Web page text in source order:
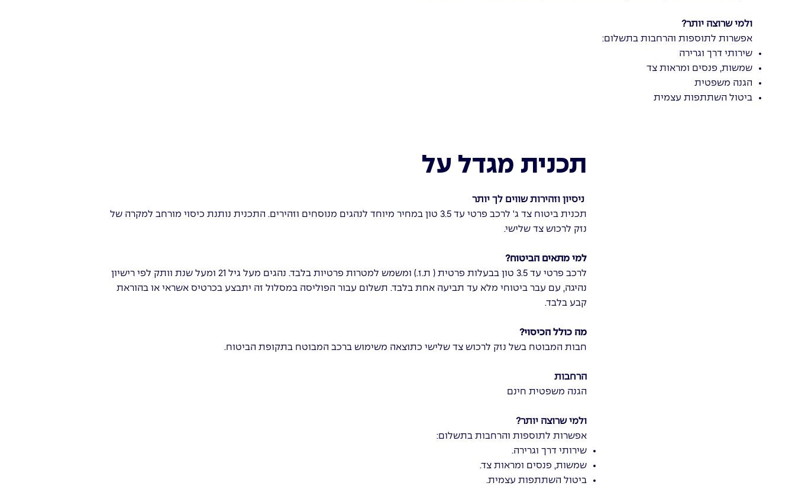
ולמי שרוצה יותר?
אפשרות לתוספות והרחבות בתשלום:
שירותי דרך וגרירה
שמשות, פנסים ומראות צד
הגנה משפטית
ביטול השתתפות עצמית
תכנית מגדל על
ניסיון וזהירות שווים לך יותר
תכנית ביטוח צד ג' לרכב פרטי עד 3.5 טון במחיר מיוחד לנהגים מנוסחים וזהירים. התכנית נותנת כיסוי מורחב למקרה של
נזק לרכוש צד שלישי.
למי מתאים הביטוח?
לרכב פרטי עד 3.5 טון בבעלות פרטית ( ת.ז.) ומשמש למטרות פרטיות בלבד. נהגים מעל גיל 21 ומעל שנת וותק לפי רישיון
נהיגה, עם עבר ביטוחי מלא עד תביעה אחת בלבד. תשלום עבור הפוליסה במסלול זה יתבצע בכרטיס אשראי או בהוראת
קבע בלבד.
מה כולל הכיסוי?
חבות המבוטח בשל נזק לרכוש צד שלישי כתוצאה משימוש ברכב המבוטח בתקופת הביטוח.
הרחבות
הגנה משפטית חינם
ולמי שרוצה יותר?
אפשרות לתוספות והרחבות בתשלום:
שירותי דרך וגרירה.
שמשות, פנסים ומראות צד.
ביטול השתתפות עצמית.